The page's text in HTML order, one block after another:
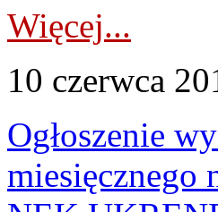
Więcej...
10 czerwca
Ogłoszenie
miesięcznego